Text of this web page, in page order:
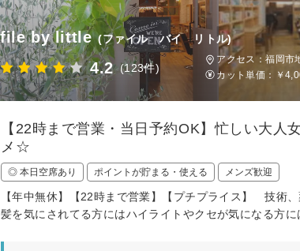
file by little (ファイル バイ リトル)
4.2 (123件)
アクセス：福岡市
カット単価：
￥
【22時まで営業・当日予約OK】忙しい大人
メ☆
◎ 本日空席あり ポイントが貯まる・使える メンズ歓迎
【年中無休】【22時まで営業】【プチプライス】 技術
髪を気にされてる方にはハイライトやクセが気になる方